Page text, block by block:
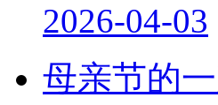
2026-04-03
母亲节的